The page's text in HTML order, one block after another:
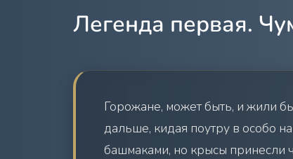
Легенда первая.
Горожане, может быть, и жили
дальше, кидая поутру в особо
башмаками, но крысы принесли